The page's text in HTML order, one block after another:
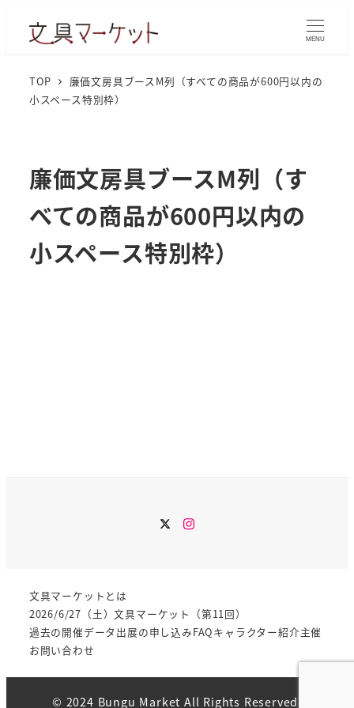
MENU
TOP
廉価文房具ブースM列（すべての商品が600円以内の
小スペース特別枠）
廉価文房具ブースM列（す
べての商品が600円以内の
小スペース特別枠）
Instagram
文具マーケットとは
2026/6/27（土）文具マーケット（第11回）
過去の開催データ 出展の申し込みFAQキャラクター紹介主催
お問い合わせ
© 2024 Bungu Market All Rights Reserved.